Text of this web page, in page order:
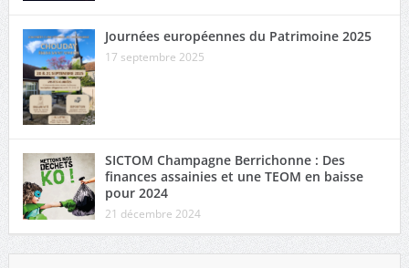
Journées européennes du Patrimoine 2025
17 septembre 2025
SICTOM Champagne Berrichonne : Des
finances assainies et une TEOM en baisse
pour 2024
21 décembre 2024